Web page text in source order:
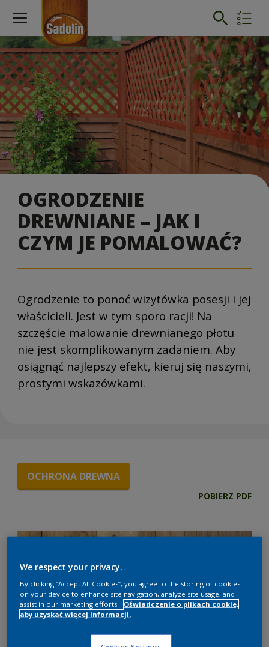
OGRODZENIE
DREWNIANE – JAK I
CZYM JE POMALOWAĆ?
Ogrodzenie to ponoć wizytówka posesji i jej
właścicieli. Jest w tym sporo racji! Na
szczęście malowanie drewnianego płotu
nie jest skomplikowanym zadaniem. Aby
osiągnąć najlepszy efekt, kieruj się naszymi,
prostymi wskazówkami.
OCHRONA DREWNA
POBIERZ PDF
We respect your privacy.
By clicking “Accept All Cookies”, you agree to the storing of cookies
on your device to enhance site navigation, analyze site usage, and
assist in our marketing efforts.
Oświadczenie o plikach cookie,
aby uzyskać więcej informacji.